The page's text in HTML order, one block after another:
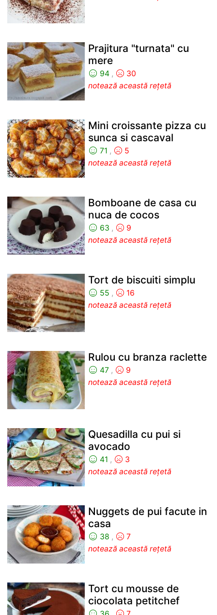
Prajitura "turnata" cu
mere
94,
30
notează această rețetă
Mini croissante pizza cu
sunca si cascaval
71 ,
5
notează această rețetă
Bomboane de casa cu
nuca de cocos
63 ,
9
notează această rețetă
Tort de biscuiti simplu
55 ,
16
notează această rețetă
Rulou cu branza raclette
47 ,
9
notează această rețetă
Quesadilla cu pui si
avocado
41 ,
3
notează această rețetă
Nuggets de pui facute in
casa
38 ,
7
notează această rețetă
Tort cu mousse de
ciocolata petitchef